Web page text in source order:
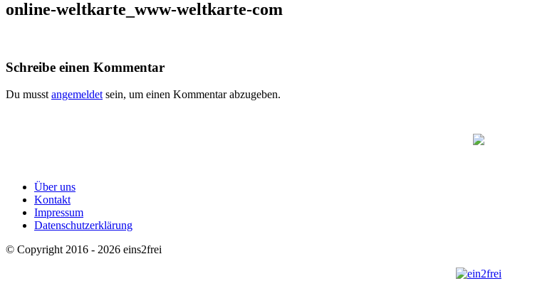
online-weltkarte_www-weltkarte-com
Schreibe einen Kommentar
Du musst angemeldet sein, um einen Kommentar abzugeben.
Über uns
Kontakt
Impressum
Datenschutzerklärung
© Copyright 2016 - 2026 eins2frei